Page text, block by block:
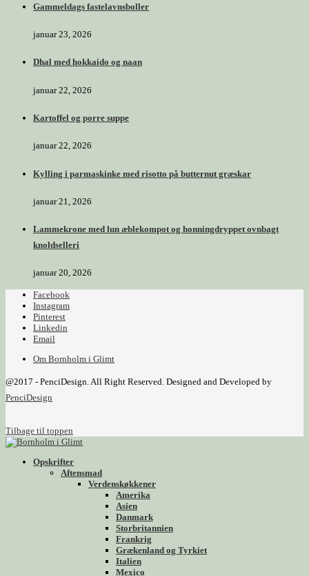
Gammeldags fastelavnsboller
januar 23, 2026
Dhal med hokkaido og naan
januar 22, 2026
Kartoffel og porre suppe
januar 22, 2026
Kylling i parmaskinke med risotto på butternut græskar
januar 21, 2026
Lammekrone med lun æblekompot og honningdryppet ovnbagt
knoldselleri
januar 20, 2026
Facebook
Instagram
Pinterest
Linkedin
Email
Om Bornholm i Glimt
@2017 - PenciDesign. All Right Reserved. Designed and Developed by
PenciDesign
Tilbage til toppen
Opskrifter
Aftensmad
Verdenskøkkener
Amerika
Asien
Danmark
Storbritannien
Frankrig
Grækenland og Tyrkiet
Italien
Mexico